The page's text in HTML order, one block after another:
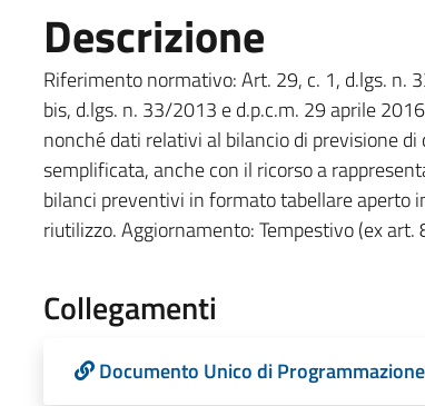
Descrizione
Riferimento normativo: Art. 29, c. 1, d.lgs. n.
bis, d.lgs. n. 33/2013 e d.p.c.m. 29 aprile
nonché dati relativi al bilancio di previsione
semplificata, anche con il ricorso a
bilanci preventivi in formato tabellare aperto
riutilizzo. Aggiornamento: Tempestivo (ex
Collegamenti
Documento Unico di Programmazione